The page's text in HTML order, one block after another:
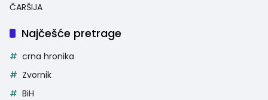
ČARŠIJA
Najčešće pretrage
crna hronika
Zvornik
BiH